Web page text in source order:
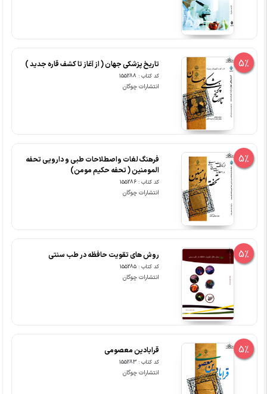
5% تاریخ پزشکی جهان ( از آغاز تا کشف قاره جدید )
کد کتاب : 155288
انتشارات چوگان
5%
فرهنگ لغات واصطلاحات طبی و دارویی تحفه
المومنین ( تحفه حکیم مومن)
کد کتاب : 155286
انتشارات چوگان
5% روش های تقویت حافظه در طب سنتی
کد کتاب : 155285
انتشارات چوگان
5% قرابادین معصومی
کد کتاب : 155283
انتشارات چوگان